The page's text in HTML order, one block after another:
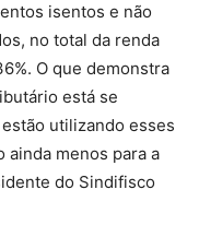
isentos e não
no total da renda
O que demonstra
está se
utilizando esses
menos para a
do Sindifisco